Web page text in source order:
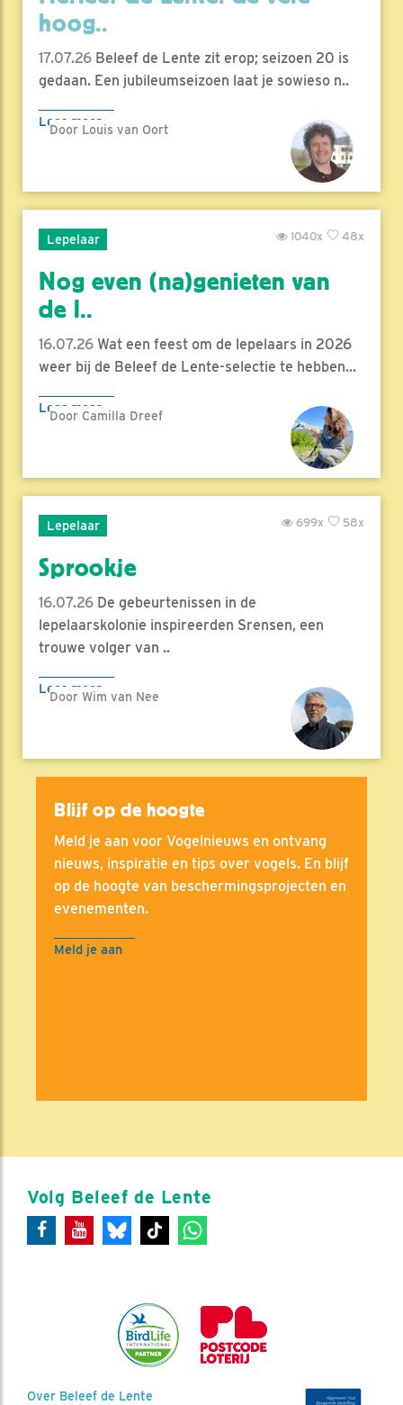
hoog..
17.07.26 Beleef de Lente zit erop; seizoen 20 is
gedaan. Een jubileumseizoen laat je sowieso n..
Lees meer
Door Louis van Oort
Lepelaar 48x
1040x
Nog even (na)genieten van
de l..
16.07.26 Wat een feest om de lepelaars in 2026
weer bij de Beleef de Lente-selectie te hebben...
Lees meer
Door Camilla Dreef
Lepelaar 58x
699x
Sprookje
16.07.26 De gebeurtenissen in de
lepelaarskolonie inspireerden Srensen, een
trouwe volger van ..
Lees meer
Door Wim van Nee
Blijf op de hoogte
Meld je aan voor Vogelnieuws en ontvang
nieuws, inspiratie en tips over vogels. En blijf
op de hoogte van beschermingsprojecten en
evenementen.
Meld je aan
Volg Beleef de Lente
Over Beleef de Lente